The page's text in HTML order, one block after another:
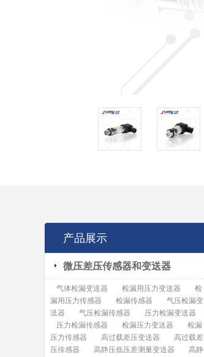
产品展示
微压差压传感器和变送器
气体检漏变送器 检漏用压力变送器
检
漏用压力传感器
检漏传感器
气压检漏变
送器
气压检漏传感器
压力检漏变送器
压力检漏传感器
检漏压力变送器
检漏
压力传感器
高过载差压变送器
高过载差
压传感器
高静压低压差测量变送器
高静